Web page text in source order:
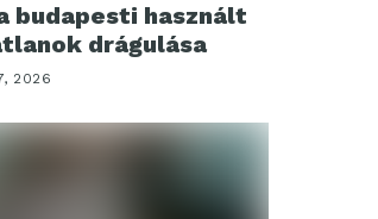
budapesti használt
drágulása
2026